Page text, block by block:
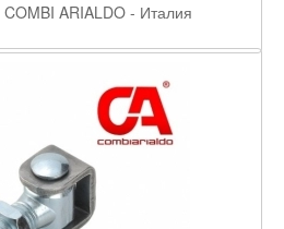
COMBI ARIALDO - Италия